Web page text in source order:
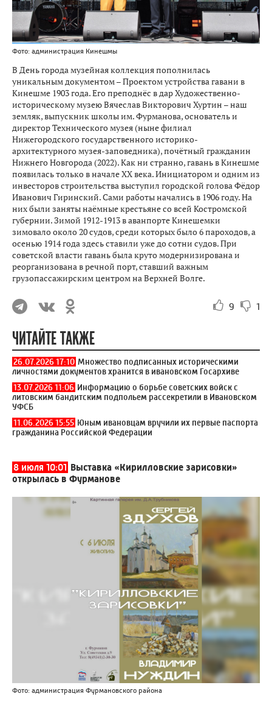
Фото: администрация Кинешмы
В День города музейная коллекция пополнилась
уникальным документом – Проектом устройства гавани в
Кинешме 1903 года. Его преподнёс в дар Художественно-
историческому музею Вячеслав Викторович Хуртин – наш
земляк, выпускник школы им. Фурманова, основатель и
директор Технического музея (ныне филиал
Нижегородского государственного историко-
архитектурного музея-заповедника), почётный гражданин
Нижнего Новгорода (2022). Как ни странно, гавань в Кинешме
появилась только в начале XX века. Инициатором и одним из
инвесторов строительства выступил городской голова Фёдор
Иванович Гиринский. Сами работы начались в 1906 году. На
них были заняты наёмные крестьяне со всей Костромской
губернии. Зимой 1912-1913 в аванпорте Кинешемки
зимовало около 20 судов, среди которых было 6 пароходов, а
осенью 1914 года здесь ставили уже до сотни судов. При
советской власти гавань была круто модернизирована и
реорганизована в речной порт, ставший важным
грузопассажирским центром на Верхней Волге.
9 1
ЧИТАЙТЕ ТАКЖЕ
26.07.2026 17:10 Множество подписанных историческими
личностями документов хранится в ивановском Госархиве
13.07.2026 11:06 Информацию о борьбе советских войск с
литовским бандитским подпольем рассекретили в Ивановском
УФСБ
11.06.2026 15:55 Юным ивановцам вручили их первые паспорта
гражданина Российской Федерации
8 июля 10:01 Выставка «Кирилловские зарисовки»
открылась в Фурманове
Фото: администрация Фурмановского района